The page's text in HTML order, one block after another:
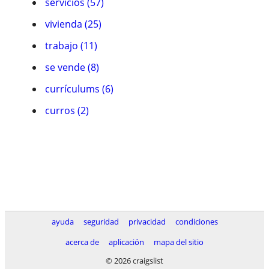
vivienda (25)
trabajo (11)
se vende (8)
currículums (6)
curros (2)
ayuda seguridad privacidad
condiciones
acerca de
aplicación
mapa del sitio
© 2026 craigslist